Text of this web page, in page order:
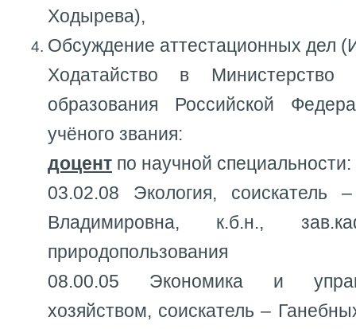
Ходырева),
Обсуждение аттестационных дел
Ходатайство в
образования Российской
учёного звания:
доцент по научной специальности:
03.02.08 Экология, соискатель
Владимировна, к.б.н.,
природопользования
08.00.05 Экономика и
хозяйством, соискатель –